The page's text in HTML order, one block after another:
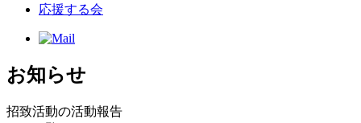
応援する会
お知らせ
招致活動の活動報告